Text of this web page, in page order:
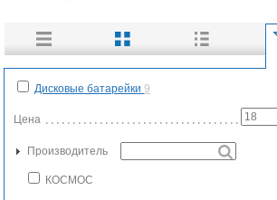
Дисковые батарейки 9
Цена
Производитель
КОСМОС